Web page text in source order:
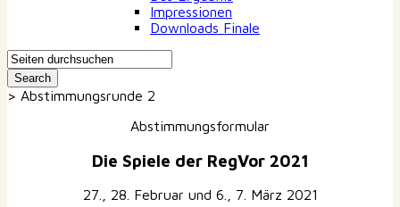
Impressionen
Downloads Finale
> Abstimmungsrunde 2
Abstimmungsformular
Die Spiele der RegVor 2021
27., 28. Februar und 6., 7. März 2021